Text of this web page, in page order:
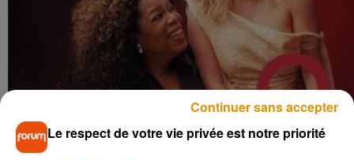
Le respect de votre vie privée est notre priorité
Continuer sans accepter